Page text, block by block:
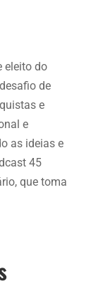
eleito do
de
e
e
as ideias e
45
que toma